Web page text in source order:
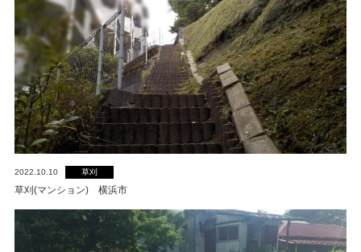
鉢の植え替え
お問い合わせ
ご予約
自動見積り
新着情報
プライバシーポリシー
045-438-8017
2022.10.10 草刈
草刈(マンション) 横浜市